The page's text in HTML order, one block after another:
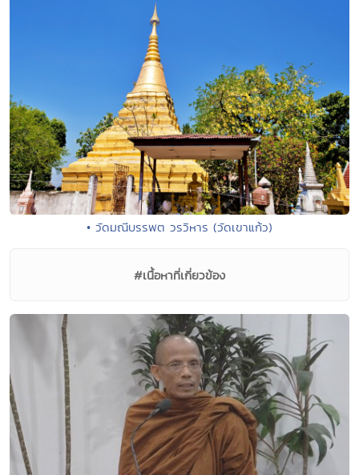
• วัดมณีบรรพต วรวิหาร (วัดเขาแก้ว)
#เนื้อหาที่เกี่ยวข้อง